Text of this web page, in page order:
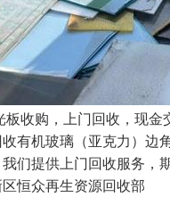
板收购，上门回收，现金
有机玻璃（亚克力）边
们提供上门回收服务，
恒众再生资源回收部